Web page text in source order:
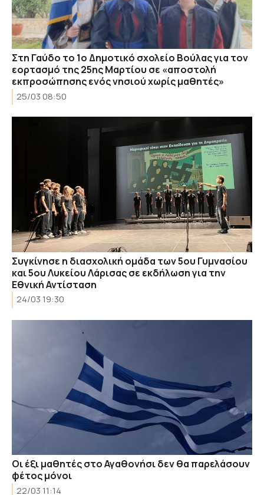
Στη Γαύδο το 1ο Δημοτικό σχολείο Βούλας για τον
εορτασμό της 25ης Μαρτίου σε «αποστολή
εκπροσώπησης ενός νησιού χωρίς μαθητές»
25/03 08:50
Συγκίνησε η διασχολική ομάδα των 5ου Γυμνασίου
και 5ου Λυκείου Λάρισας σε εκδήλωση για την
Εθνική Αντίσταση
24/03 19:30
Οι έξι μαθητές στο Αγαθονήσι δεν θα παρελάσουν
φέτος μόνοι
22/03 11:14